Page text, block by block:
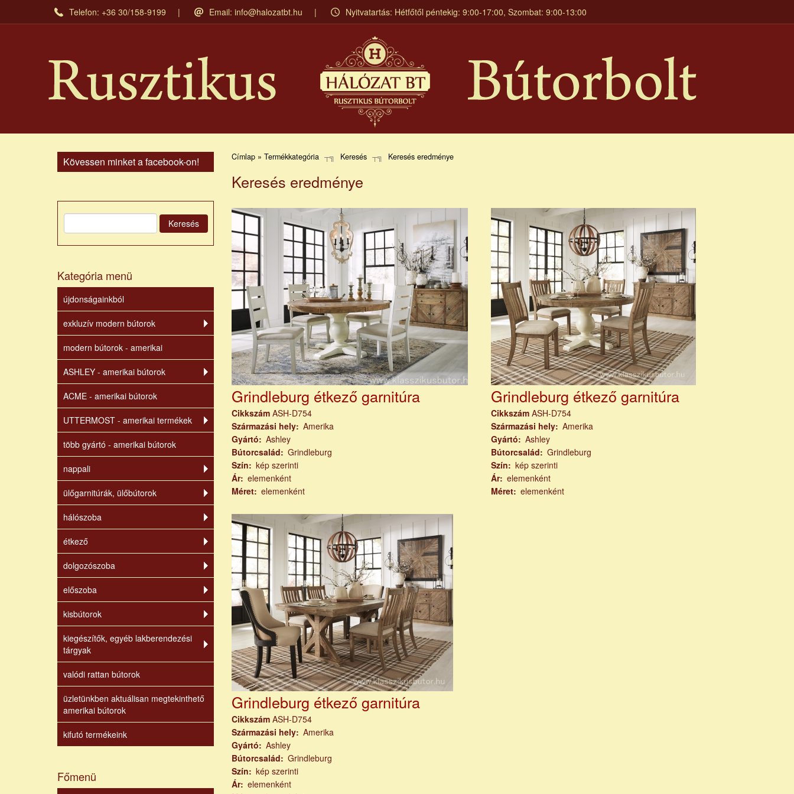
tartalomra
Telefon: +36 30/158-9199 Email: info@halozatbt.hu Nyitvatartás: Hétfőtől péntekig: 9:00-17:00, Szombat: 9:00-13:00
Kövessen minket a facebook-on!
Keresés
Kategória menü
újdonságainkból
exkluzív modern bútorok
modern bútorok - amerikai
ASHLEY - amerikai bútorok
ACME - amerikai bútorok
UTTERMOST - amerikai termékek
több gyártó - amerikai bútorok
nappali
ülőgarnitúrák, ülőbútorok
hálószoba
étkező
dolgozószoba
előszoba
kisbútorok
kiegészítők, egyéb lakberendezési
tárgyak
valódi rattan bútorok
üzletünkben aktuálisan megtekinthető
amerikai bútorok
kifutó termékeink
Főmenü
Címlap » Termékkategória Keresés Keresés eredménye
Keresés eredménye
Grindleburg étkező garnitúra
Cikkszám ASH-D754
Származási hely Amerika
Gyártó
Ashley
Bútorcsalád
Grindleburg
Szín
kép szerinti
Ár elemenként
Méret elemenként
Grindleburg étkező garnitúra
Cikkszám ASH-D754
Származási hely
Amerika
Gyártó
Ashley
Bútorcsalád
Grindleburg
Szín
kép szerinti
Ár elemenként
Méret
elemenként
Grindleburg étkező garnitúra
Cikkszám ASH-D754
Származási hely Amerika
Gyártó
Ashley
Bútorcsalád
Grindleburg
Szín
kép szerinti
Ár elemenként